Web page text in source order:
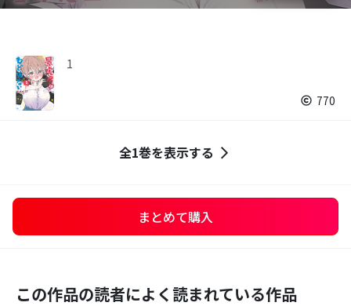
1
770
全1巻を表示する
まとめて購入
この作品の読者によく読まれている作品